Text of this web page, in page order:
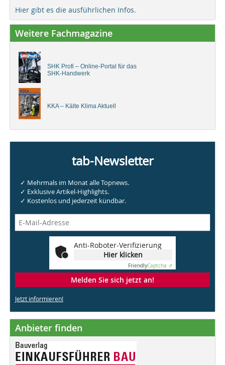
Hier gibt es die ausführlichen Infos.
Weitere Fachmagazine
SHK Profi – Online-Portal für das
SHK-Handwerk
KKA – Kälte Klima Aktuell
tab-Newsletter
✓ Mehrmals im Monat alle Topnews.
✓ Exklusive Artikel-Highlights.
✓ Kostenlos und jederzeit kündbar.
Anti-Roboter-Verifizierung
Hier klicken
FriendlyCaptcha ⇗
Melden Sie sich jetzt an!
Jetzt informieren!
Anbieter finden